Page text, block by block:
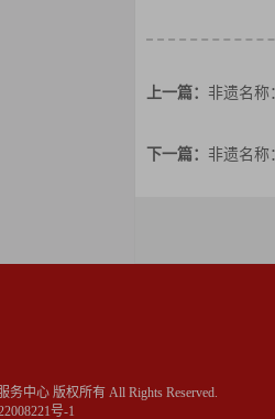
上一篇： 非遗名称
下一篇： 非遗名称
中心 版权所有 All Rights Reserved.
号-1